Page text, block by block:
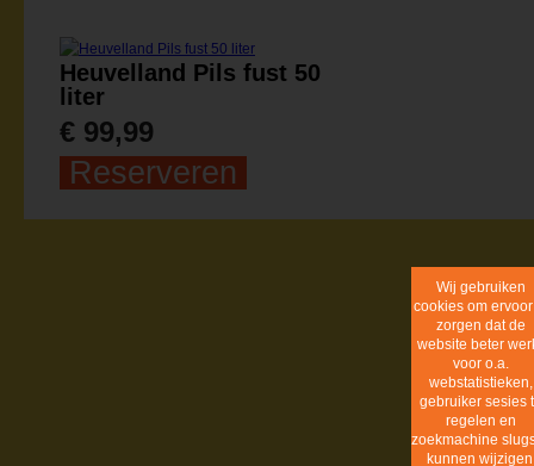
Heuvelland Pils fust 50
liter
€ 99,99
Reserveren
Cookie